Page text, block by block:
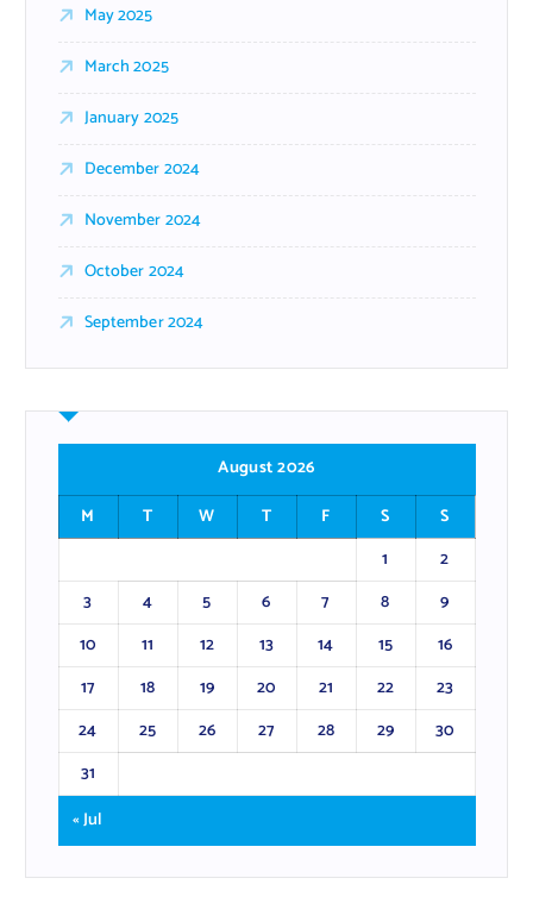
May 2025
March 2025
January 2025
December 2024
November 2024
October 2024
September 2024
August 2026
M
T W T F S
S
1
2
3
4 5 6 7 8
9
10
11 12 13 14 15
16
17
18 19 20 21 22
23
24
25 26 27 28 29
30
31
« Jul